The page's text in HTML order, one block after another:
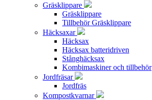
Gräsklippare
Gräsklippare
Tillbehör Gräsklippare
Häcksaxar
Häcksax
Häcksax batteridriven
Stånghäcksax
Kombimaskiner och tillbehör
Jordfräsar
Jordfräs
Kompostkvarnar